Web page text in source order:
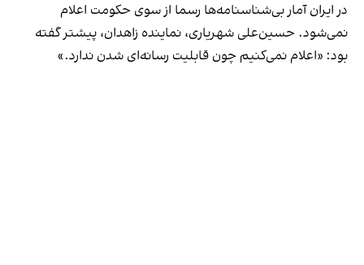
در ایران آمار بی‌شناسنامه‌ها رسما از سوی حکومت اعلام
نمی‌شود. حسین‌‌علی شهریاری، نماینده زاهدان، پیشتر گفته
بود: «اعلام نمی‌کنیم چون قابلیت رسانه‌ای شدن ندارد.»